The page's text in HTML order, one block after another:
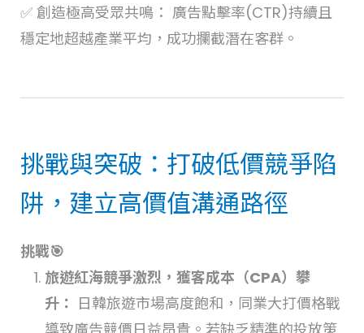
✅ 創造極高受眾共鳴： 廣告點擊率(CTR)持續且
穩定地超越產業平均，成功攔截潛在客群。
挑戰與突破：打破低價競爭陷
阱，建立高價值溝通路徑
挑戰🎯
旅遊紅海競爭激烈，獲客成本（CPA）攀
升： 日韓旅遊市場高度飽和，同業大打價格戰